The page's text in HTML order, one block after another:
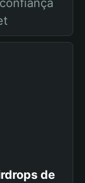
de